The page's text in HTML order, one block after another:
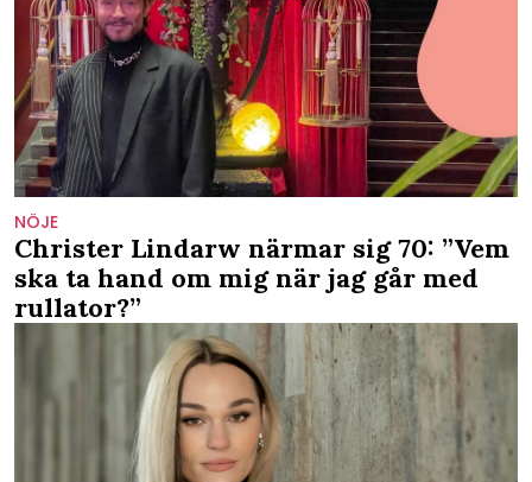
NÖJE
Christer Lindarw närmar sig 70: ”Vem
ska ta hand om mig när jag går med
rullator?”